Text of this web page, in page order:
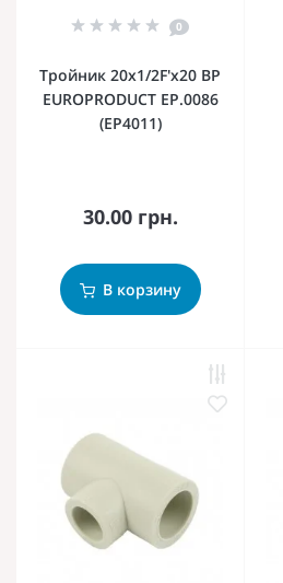
0
Тройник 20x1/2F'x20 ВР
EUROPRODUCT EP.0086
(EP4011)
30.00 грн.
В корзину